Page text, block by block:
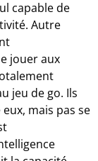
capable de
Autre
jouer aux
jeu de go. Ils
mais pas se